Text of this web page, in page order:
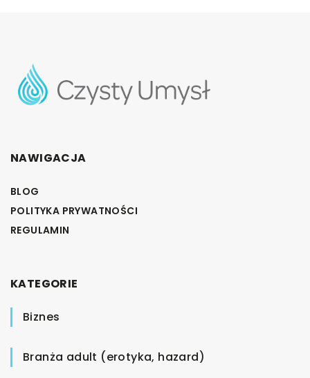
NAWIGACJA
BLOG
POLITYKA PRYWATNOŚCI
REGULAMIN
KATEGORIE
Biznes
Branża adult (erotyka, hazard)